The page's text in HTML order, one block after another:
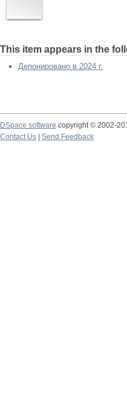
This item appears in the
Депонировано в 2024 г.
DSpace software copyright © 2002-
Contact Us
Send Feedback